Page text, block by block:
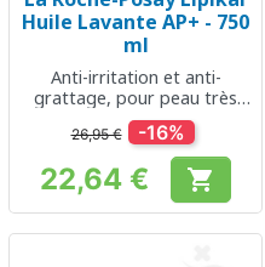
Huile Lavante AP+ - 750
ml
Anti-irritation et anti-
grattage, pour peau très
sèche
26,95 € -16%
Prix
22,64 € 